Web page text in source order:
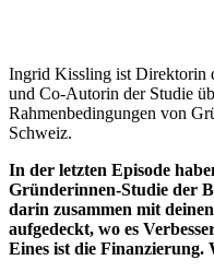
Ingrid Kissling ist Direktorin
und Co-Autorin der Studie
Rahmenbedingungen von
Schweiz.
In der letzten Episode
Gründerinnen-Studie der
darin zusammen mit
aufgedeckt, wo es
Eines ist die Finanzierung.